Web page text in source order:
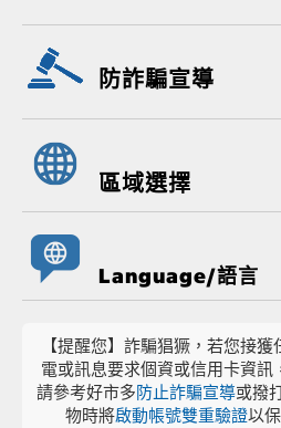
防詐騙宣導
區域選擇
Language/語言
【提醒您】詐騙猖獗，若您接
電或訊息要求個資或信用卡資訊
請參考好市多防止詐騙宣導或撥
物時將啟動帳號雙重驗證以